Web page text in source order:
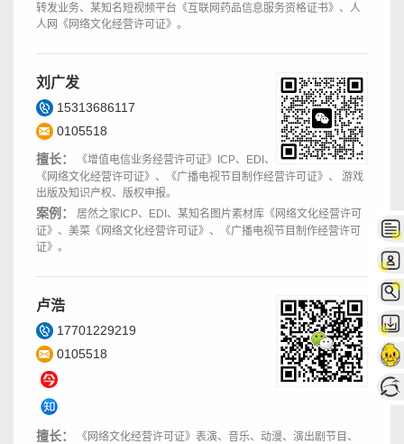
转发业务、某知名短视频平台《互联网药品信息服务资格证书》、人
人网《网络文化经营许可证》。
刘广发
15313686117
0105518
擅长：
《增值电信业务经营许可证》ICP、EDI、
《网络文化经营许可证》、《广播电视节目制作经营许可证》、 游戏
出版及知识产权、版权申报。
案例：
居然之家ICP、EDI、某知名图片素材库《网络文化经营许可
证》、美菜《网络文化经营许可证》、《广播电视节目制作经营许可
证》。
卢浩
17701229219
0105518
擅长：
《网络文化经营许可证》表演、音乐、动漫、演出剧节目、